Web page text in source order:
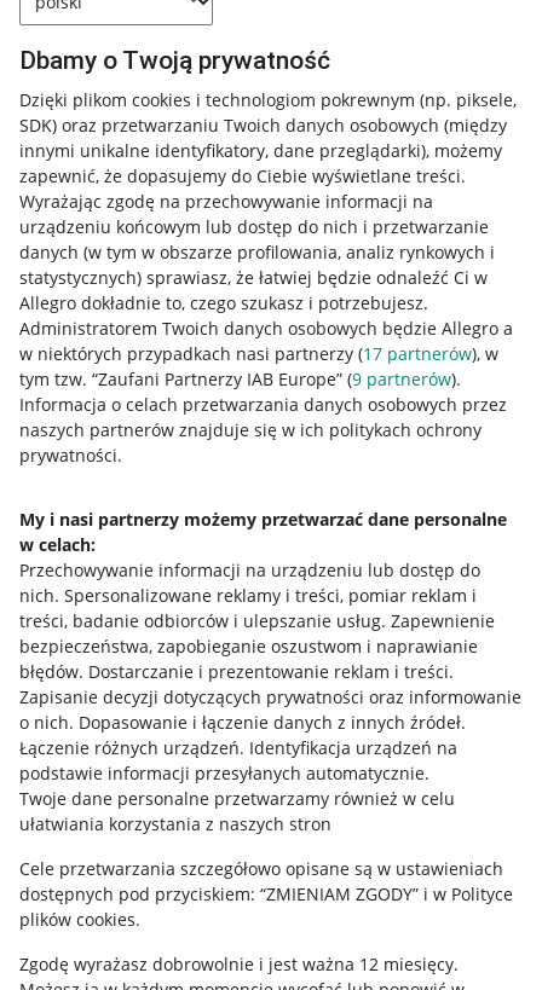
Dbamy o Twoją prywatność
Dzięki plikom cookies i technologiom pokrewnym (np. piksele,
SDK) oraz przetwarzaniu Twoich danych osobowych (między
innymi unikalne identyfikatory, dane przeglądarki), możemy
zapewnić, że dopasujemy do Ciebie wyświetlane treści.
Wyrażając zgodę na przechowywanie informacji na
urządzeniu końcowym lub dostęp do nich i przetwarzanie
danych (w tym w obszarze profilowania, analiz rynkowych i
statystycznych) sprawiasz, że łatwiej będzie odnaleźć Ci w
Allegro dokładnie to, czego szukasz i potrzebujesz.
Administratorem Twoich danych osobowych będzie Allegro a
w niektórych przypadkach nasi partnerzy (17 partnerów), w
tym tzw. “Zaufani Partnerzy IAB Europe” (9 partnerów).
Informacja o celach przetwarzania danych osobowych przez
naszych partnerów znajduje się w ich politykach ochrony
prywatności.
My i nasi partnerzy możemy przetwarzać dane personalne
w celach:
Przechowywanie informacji na urządzeniu lub dostęp do
nich. Spersonalizowane reklamy i treści, pomiar reklam i
treści, badanie odbiorców i ulepszanie usług. Zapewnienie
bezpieczeństwa, zapobieganie oszustwom i naprawianie
błędów. Dostarczanie i prezentowanie reklam i treści.
Zapisanie decyzji dotyczących prywatności oraz informowanie
o nich. Dopasowanie i łączenie danych z innych źródeł.
Łączenie różnych urządzeń. Identyfikacja urządzeń na
podstawie informacji przesyłanych automatycznie.
Twoje dane personalne przetwarzamy również w celu
ułatwiania korzystania z naszych stron
Cele przetwarzania szczegółowo opisane są w ustawieniach
dostępnych pod przyciskiem: “ZMIENIAM ZGODY” i w Polityce
plików cookies.
Zgodę wyrażasz dobrowolnie i jest ważna 12 miesięcy.
Przydatne informacje
Jak to działa
Allegro Gadane dla sprzedających
Allegro Gadane dla kupujących
Mapa miejscowości
Informacje prawne
Regulamin
Polityka plików "cookies"
Ustawienia plików "cookies"
Udostępnianie lokalizacji
Informacje dla Aktu o Usługach Cyfrowych
Pobierz aplikację